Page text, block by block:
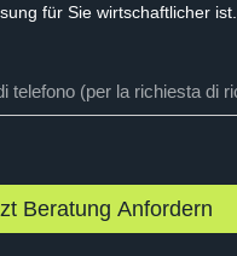
für Sie wirtschaftlicher
Beratung Anfordern